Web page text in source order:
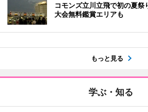
コモンズ立川立飛で初の夏
大会無料鑑賞エリアも
もっと見る
学ぶ・知る